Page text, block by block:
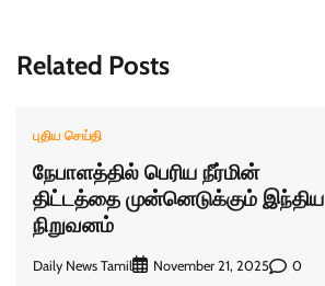
Related Posts
புதிய செய்தி
நேபாளத்தில் பெரிய நீர்மின்
திட்டத்தை முன்னெடுக்கும் இந்திய
நிறுவனம்
Daily News Tamil November 21, 2025 0